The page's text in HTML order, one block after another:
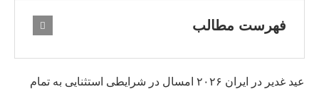
فهرست مطالب
عید غدیر در ایران ۲۰۲۶ امسال در شرایطی استثنایی به تمام